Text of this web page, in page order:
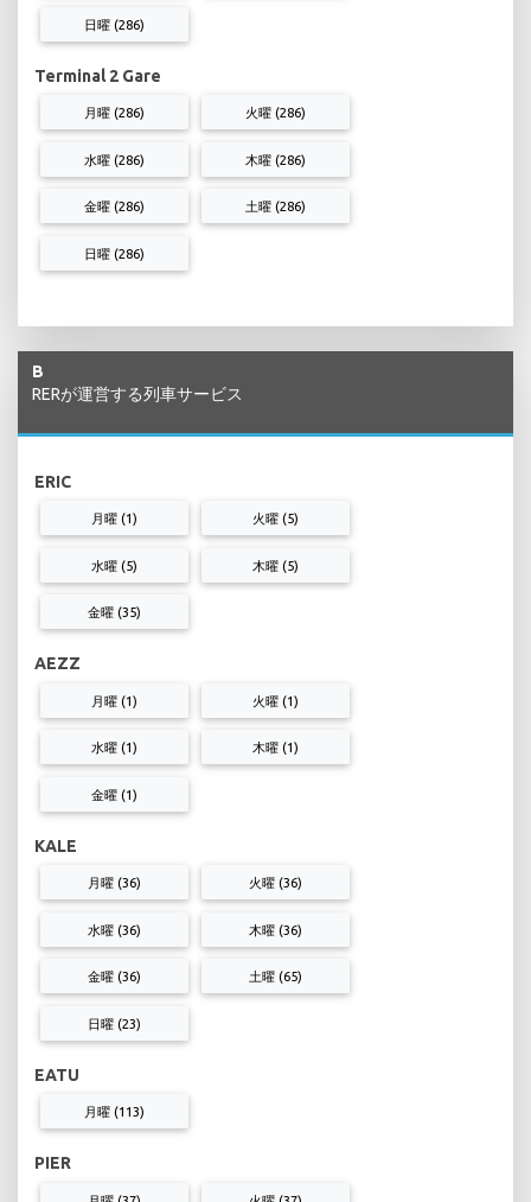
日曜 (286)
Terminal 2 Gare
月曜 (286) 火曜 (286)
水曜 (286) 木曜 (286)
金曜 (286) 土曜 (286)
日曜 (286)
B
RERが運営する列車サービス
ERIC
月曜 (1) 火曜 (5)
水曜 (5) 木曜 (5)
金曜 (35)
AEZZ
月曜 (1) 火曜 (1)
水曜 (1) 木曜 (1)
金曜 (1)
KALE
月曜 (36) 火曜 (36)
水曜 (36) 木曜 (36)
金曜 (36) 土曜 (65)
日曜 (23)
EATU
月曜 (113)
PIER